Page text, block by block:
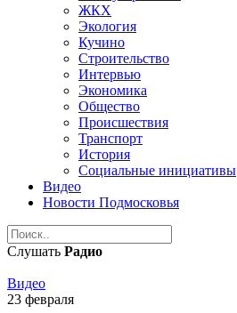
ЖКХ
Экология
Кучино
Строительство
Интервью
Экономика
Общество
Происшествия
Транспорт
История
Социальные инициативы
Видео
Новости Подмосковья
Слушать Радио
Видео
23 февраля